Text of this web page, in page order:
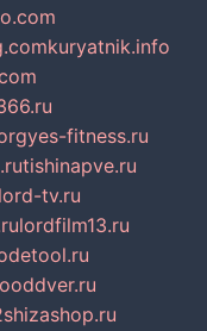
kuryatnik.info
yes-fitness.ru
tishinapve.ru
lord-tv.ru
lordfilm13.ru